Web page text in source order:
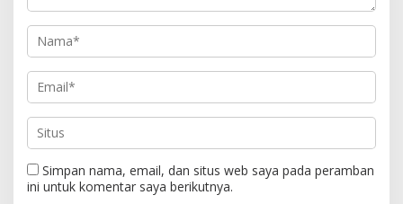
Simpan nama, email, dan situs web saya pada peramban
ini untuk komentar saya berikutnya.